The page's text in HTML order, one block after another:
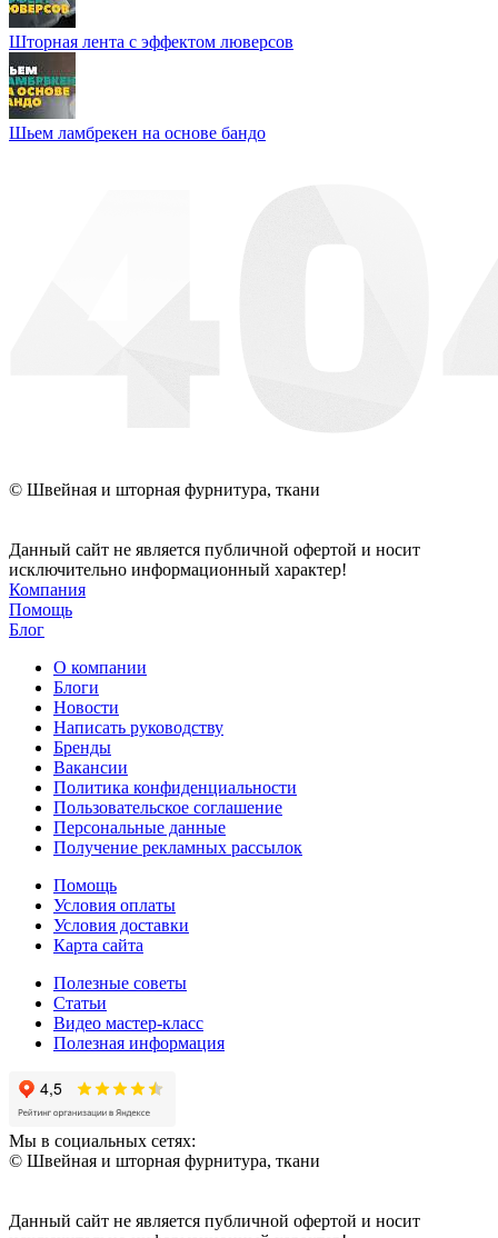
Шторная лента с эффектом люверсов
Шьем ламбрекен на основе бандо
© Швейная и шторная фурнитура, ткани
Данный сайт не является публичной офертой и носит
исключительно информационный характер!
Компания
Помощь
Блог
О компании
Блоги
Новости
Написать руководству
Бренды
Вакансии
Политика конфиденциальности
Пользовательское соглашение
Персональные данные
Получение рекламных рассылок
Помощь
Условия оплаты
Условия доставки
Карта сайта
Полезные советы
Статьи
Видео мастер-класс
Полезная информация
Мы в социальных сетях:
© Швейная и шторная фурнитура, ткани
Данный сайт не является публичной офертой и носит